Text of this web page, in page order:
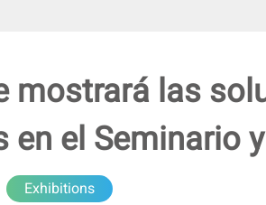
mostrará las
en el Seminario
Exhibitions